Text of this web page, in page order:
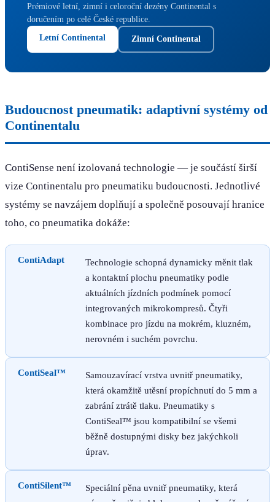
Prémiové letní, zimní i celoroční dezény Continental s
doručením po celé České republice.
Letní Continental
Zimní Continental
Budoucnost pneumatik: adaptivní systémy od
Continentalu
ContiSense není izolovaná technologie — je součástí širší
vize Continentalu pro pneumatiku budoucnosti. Jednotlivé
systémy se navzájem doplňují a společně posouvají hranice
toho, co pneumatika dokáže:
ContiAdapt
Technologie schopná dynamicky měnit tlak
a kontaktní plochu pneumatiky podle
aktuálních jízdních podmínek pomocí
integrovaných mikrokompresů. Čtyři
kombinace pro jízdu na mokrém, kluzném,
nerovném i suchém povrchu.
ContiSeal™
Samouzavírací vrstva uvnitř pneumatiky,
která okamžitě utěsní propíchnutí do 5 mm a
zabrání ztrátě tlaku. Pneumatiky s
ContiSeal™ jsou kompatibilní se všemi
běžně dostupnými disky bez jakýchkoli
úprav.
ContiSilent™
Speciální pěna uvnitř pneumatiky, která